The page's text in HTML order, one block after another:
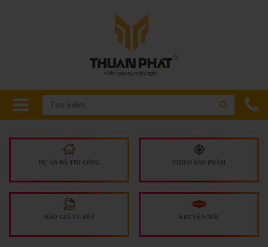
DỰ ÁN ĐÃ THI CÔNG VIDEO SẢN PHẨM
BÁO GIÁ TỦ BẾP KHUYẾN MÃI